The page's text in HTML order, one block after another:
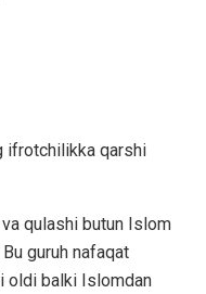
ifrotchilikka qarshi
qulashi butun Islom
guruh nafaqat
oldi balki Islomdan